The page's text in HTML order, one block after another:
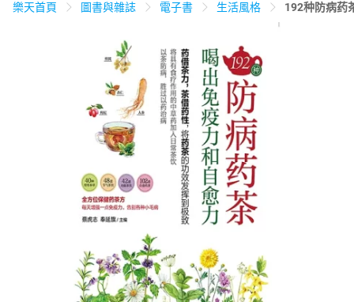
美食蛋糕 養生保健
3C家電 運動休閒
男裝 化妝保養
電子/紙本書
HOT
樂天首頁 圖書與雜誌 電子書 生活風格 192种防病药